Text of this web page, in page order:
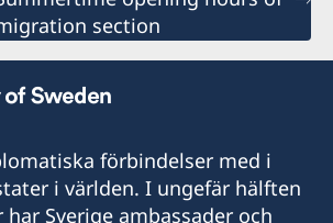
section
förbindelser med i
i världen. I ungefär hälften
har Sverige ambassader och